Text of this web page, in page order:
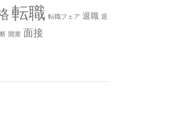
転職 転職フェア 退職 退
開業 面接